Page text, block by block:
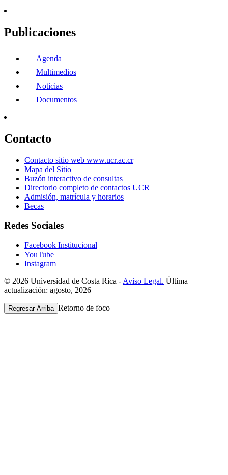
Publicaciones
Agenda
Multimedios
Noticias
Documentos
Contacto
Contacto sitio web www.ucr.ac.cr
Mapa del Sitio
Buzón interactivo de consultas
Directorio completo de contactos UCR
Admisión, matrícula y horarios
Becas
Redes Sociales
Facebook Institucional
YouTube
Instagram
© 2026 Universidad de Costa Rica - Aviso Legal. Última
actualización: agosto, 2026
Regresar Arriba Retorno de foco